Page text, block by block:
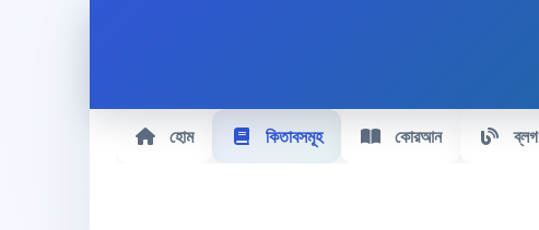
হোম কিতাবসমূহ কোরআন ব্লগ